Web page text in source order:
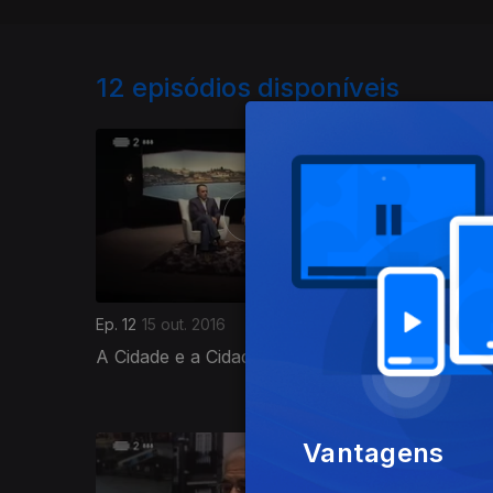
12 episódios disponíveis
Ep. 12 15 out. 2016
A Cidade e a Cidadania no Edificado
Ep. 11
A
Vantagens